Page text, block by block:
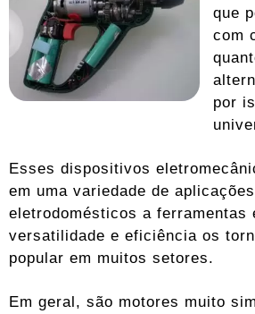
que
com
por
Esses dispositivos
em uma variedade de
eletrodomésticos a ferramentas
versatilidade e eficiência os
popular em muitos setores.
Em geral, são motores muito